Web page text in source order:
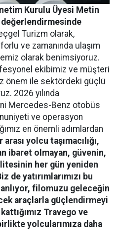
Kurulu Üyesi Metin
Turizm olarak,
ve zamanında ulaşım
olarak benimsiyoruz.
ekibimiz ve müşteri
önem ile sektördeki güçlü
2026 yılında
Mercedes-Benz otobüs
ve operasyon
en önemli adımlardan
yolcu taşımacılığı,
ibaret olmayan, güvenin,
her gün yeniden
yatırımlarımızı bu
filomuzu geleceğin
araçlarla güçlendirmeyi
Travego ve
yolcularımıza daha